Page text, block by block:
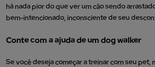
há nada pior do que ver um cão sendo
bem-intencionado, inconsciente de seu
Conte com a ajuda de um dog walker
Se você deseja começar a treinar com seu pet,